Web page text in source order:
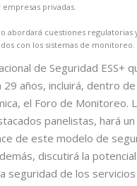
privadas.
abordará cuestiones regulatorias
con los sistemas de monitoreo.
de Seguridad ESS+
29 años, incluirá, dentro de
el Foro de Monitoreo.
panelistas, hará un
de este modelo de
discutirá la potencial
seguridad de los